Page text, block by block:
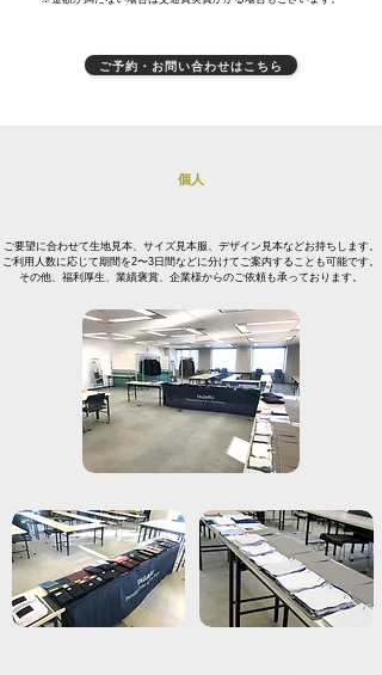
ご予約・お問い合わせはこちら
個人
ご要望に合わせて生地見本、サイズ見本服、デザイン見本などお持ちします。
ご利用人数に応じて期間を2〜3日間などに分けてご案内することも可能です。
その他、福利厚生、業績褒賞、企業様からのご依頼も承っております。